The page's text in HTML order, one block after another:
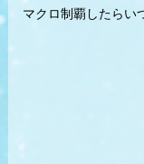
マクロ制覇したらい